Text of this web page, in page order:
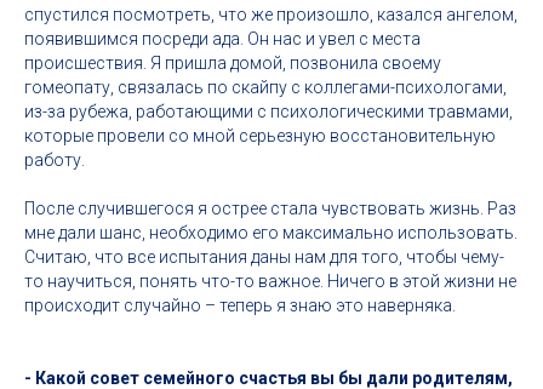
спустился посмотреть, что же произошло, казался ангелом,
появившимся посреди ада. Он нас и увел с места
происшествия. Я пришла домой, позвонила своему
гомеопату, связалась по скайпу с коллегами-психологами,
из-за рубежа, работающими с психологическими травмами,
которые провели со мной серьезную восстановительную
работу.
После случившегося я острее стала чувствовать жизнь. Раз
мне дали шанс, необходимо его максимально использовать.
Считаю, что все испытания даны нам для того, чтобы чему-
то научиться, понять что-то важное. Ничего в этой жизни не
происходит случайно – теперь я знаю это наверняка.
- Какой совет семейного счастья вы бы дали родителям,